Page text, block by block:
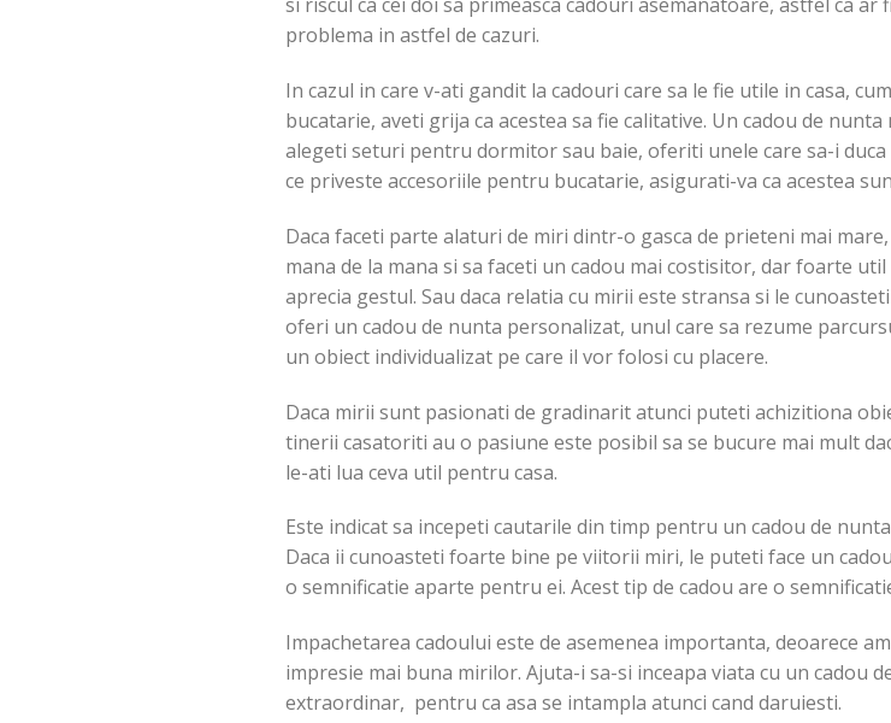
problema in astfel de cazuri.
In cazul in care v-ati gandit la cadouri care sa le fie utile in casa,
bucatarie, aveti grija ca acestea sa fie calitative. Un cadou de
alegeti seturi pentru dormitor sau baie, oferiti unele care sa-i
ce priveste accesoriile pentru bucatarie, asigurati-va ca acestea
Daca faceti parte alaturi de miri dintr-o gasca de prieteni mai
mana de la mana si sa faceti un cadou mai costisitor, dar foarte
aprecia gestul. Sau daca relatia cu mirii este stransa si le
oferi un cadou de nunta personalizat, unul care sa rezume
un obiect individualizat pe care il vor folosi cu placere.
Daca mirii sunt pasionati de gradinarit atunci puteti achizitiona
tinerii casatoriti au o pasiune este posibil sa se bucure mai mult
le-ati lua ceva util pentru casa.
Este indicat sa incepeti cautarile din timp pentru un cadou de
Daca ii cunoasteti foarte bine pe viitorii miri, le puteti face un
o semnificatie aparte pentru ei. Acest tip de cadou are o
Impachetarea cadoului este de asemenea importanta, deoarece
impresie mai buna mirilor. Ajuta-i sa-si inceapa viata cu un cadou
extraordinar, pentru ca asa se intampla atunci cand daruiesti.